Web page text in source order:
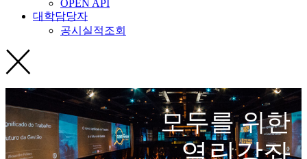
OPEN API
대학담당자
공시실적조회
모두를 위한